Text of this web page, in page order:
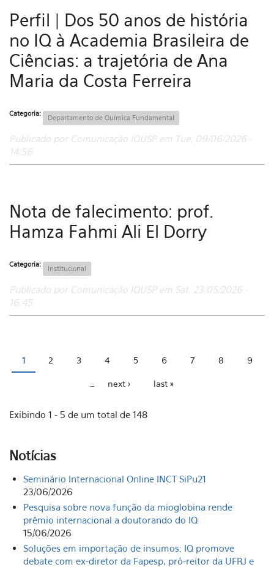
Perfil | Dos 50 anos de história
no IQ à Academia Brasileira de
Ciências: a trajetória de Ana
Maria da Costa Ferreira
Categoria: Departamento de Química Fundamental
Publicado por Comunicação IQUSP em Tue, 09/06/2026 -
14:56
Nota de falecimento: prof.
Hamza Fahmi Ali El Dorry
Categoria: Institucional
Publicado por Comunicação IQUSP em Sat, 23/05/2026 -
16:45
Pages
1 2 3 4 5 6 7 8 9
next › last »
Exibindo 1 - 5 de um total de 148
Notícias
Seminário Internacional Online INCT SiPu21
23/06/2026
Pesquisa sobre nova função da mioglobina rende
prêmio internacional a doutorando do IQ
15/06/2026
Soluções em importação de insumos: IQ promove
debate com ex-diretor da Fapesp, pró-reitor da UFRJ e